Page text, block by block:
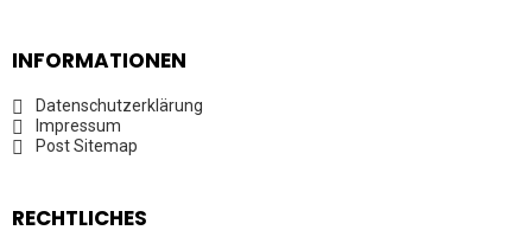
INFORMATIONEN
Datenschutzerklärung
Impressum
Post Sitemap
RECHTLICHES